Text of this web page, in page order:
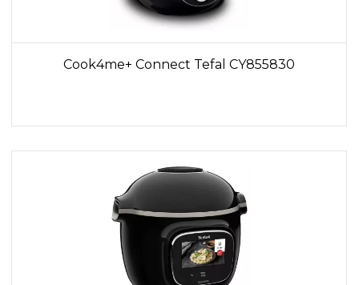
Cook4me+ Connect Tefal CY855830